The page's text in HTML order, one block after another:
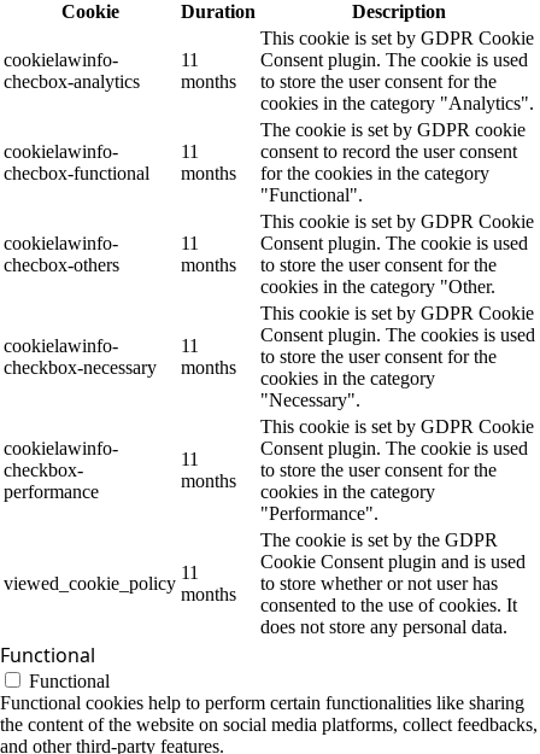
Cookie
Duration Description
cookielawinfo-
checbox-analytics
11
months
This cookie is set by GDPR Cookie
Consent plugin. The cookie is used
to store the user consent for the
cookies in the category "Analytics".
cookielawinfo-
checbox-functional
11
months
The cookie is set by GDPR cookie
consent to record the user consent
for the cookies in the category
"Functional".
cookielawinfo-
checbox-others
11
months
This cookie is set by GDPR Cookie
Consent plugin. The cookie is used
to store the user consent for the
cookies in the category "Other.
cookielawinfo-
checkbox-necessary
11
months
This cookie is set by GDPR Cookie
Consent plugin. The cookies is used
to store the user consent for the
cookies in the category
"Necessary".
cookielawinfo-
checkbox-
performance
11
months
This cookie is set by GDPR Cookie
Consent plugin. The cookie is used
to store the user consent for the
cookies in the category
"Performance".
viewed_cookie_policy
11
months
The cookie is set by the GDPR
Cookie Consent plugin and is used
to store whether or not user has
consented to the use of cookies. It
does not store any personal data.
Functional
Functional
Functional cookies help to perform certain functionalities like sharing
the content of the website on social media platforms, collect feedbacks,
and other third-party features.